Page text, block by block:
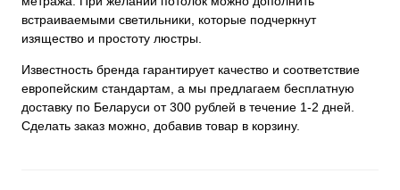
встраиваемыми светильники, которые подчеркнут
изящество и простоту люстры.
Известность бренда гарантирует качество и соответствие
европейским стандартам, а мы предлагаем бесплатную
доставку по Беларуси от 300 рублей в течение 1-2 дней.
Сделать заказ можно, добавив товар в корзину.